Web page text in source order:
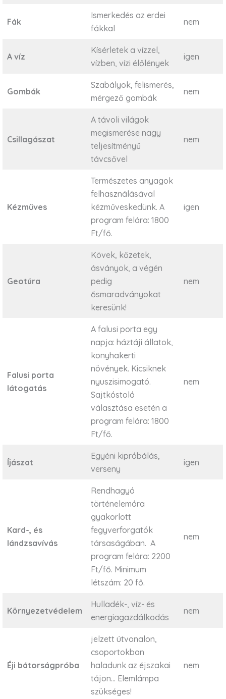
Fák
Ismerkedés az erdei
fákkal
nem
A víz
Kísérletek a vízzel,
vízben, vízi élőlények
igen
Gombák
Szabályok, felismerés,
mérgező gombák
nem
Csillagászat
A távoli világok
megismerése nagy
teljesítményű
távcsővel
nem
Kézműves
Természetes anyagok
felhasználásával
kézműveskedünk. A
program felára: 1800
Ft/fő.
igen
Geotúra
Kövek, kőzetek,
ásványok, a végén
pedig
ősmaradványokat
keresünk!
nem
Falusi porta
látogatás
A falusi porta egy
napja: háztáji állatok,
konyhakerti
növények. Kicsiknek
nyuszisimogató.
Sajtkóstoló
választása esetén a
program felára: 1800
Ft/fő.
nem
Íjászat
Egyéni kipróbálás,
verseny
igen
Kard-, és
lándzsavívás
Rendhagyó
történelemóra
gyakorlott
fegyverforgatók
társaságában. A
program felára: 2200
Ft/fő. Minimum
létszám: 20 fő.
nem
Környezetvédelem
Hulladék-, víz- és
energiagazdálkodás
nem
Éji bátorságpróba
jelzett útvonalon,
csoportokban
haladunk az éjszakai
tájon… Elemlámpa
szükséges!
nem